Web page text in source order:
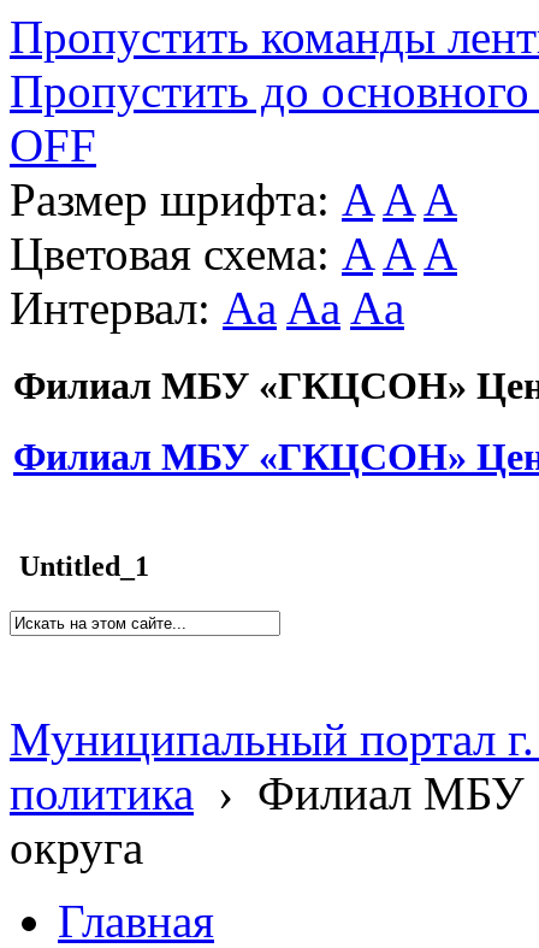
Пропустить команды
Пропустить до основного
OFF
Размер шрифта: A A A
Цветовая схема: A A A
Интервал: Aa Aa Aa
Филиал МБУ «ГКЦСОН»
Филиал МБУ «ГКЦСОН»
Untitled_1
Муниципальный портал
политика › Филиал МБУ
округа
Главная